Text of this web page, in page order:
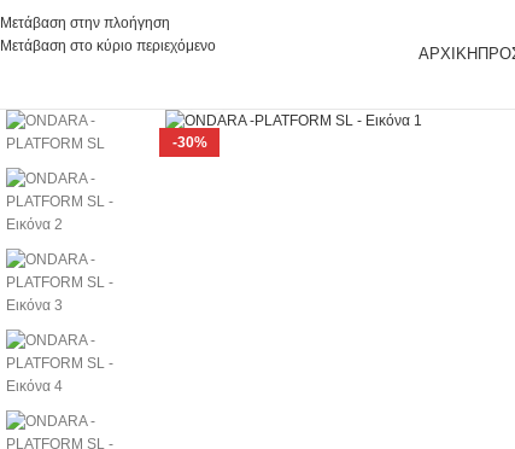
Μετάβαση στην πλοήγηση
Μετάβαση στο κύριο περιεχόμενο
ΑΡΧΙΚΉ
-30%